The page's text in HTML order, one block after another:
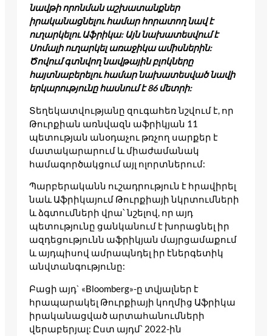
նավթի որոնման աշխատանքներ
իրականացնելու համար հորատող նավ է
ուղարկելու Աֆրիկա: Այն նախատեսվում է
Սոմալի ուղարկել առաջիկա ամիսներին:
Ծովում գտնվող նավթային բլոկները
հայտնաբերելու համար նախատեսված նավի
երկարությունը հասնում է 86 մետրի:
Տեղեկատվությանը զուգահեռ նշվում է, որ
Թուրքիան առնվազն աֆրիկյան 11
պետության անօդաչու թռչող սարքեր է
մատակարարում և միաժամանակ
համագործակցում այլ ոլորտներում:
Պարբերականն ուշադրություն է հրավիրել
նաև Աֆրիկայում Թուրքիայի նկրտումների
և ձգտումների վրա՝ նշելով, որ այդ
պետությունը ցանկանում է խորացնել իր
ազդեցությունն աֆրիկյան մայրցամաքում
և այդպիսով ամրապնդել իր էներգետիկ
անվտանգությունը:
Բացի այդ` «Bloomberg»-ը տվյալներ է
հրապարակել Թուրքիայի կողմից Աֆրիկա
իրականացված արտահանումների
վերաբերյալ: Ըստ այդմ՝ 2022-ին